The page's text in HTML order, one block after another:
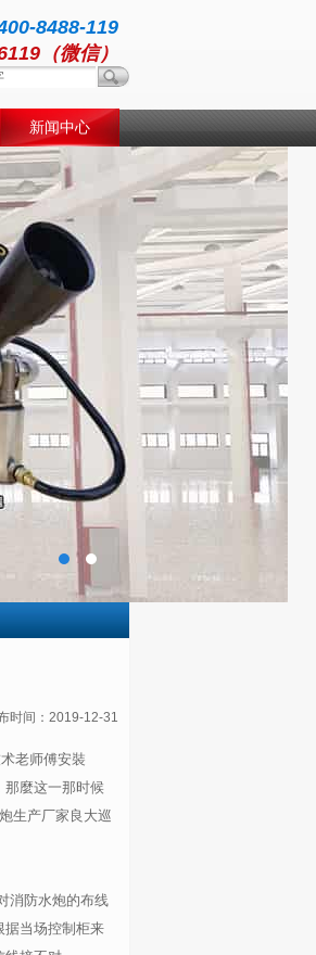
8488-119
（微信）
新闻中心
时间：2019-12-31
老师傅安裝
那麼这一那时候
生产厂家良大巡
消防水炮的布线
据当场控制柜来